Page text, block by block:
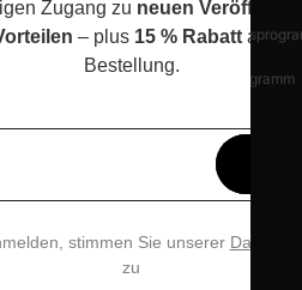
Starten
Verwalten
Creator-Programm
Zugang zu neuen
– plus 15 % Rabatt auf
Bestellung.
stimmen Sie unserer
zu